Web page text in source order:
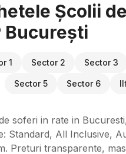
Școlii
București
1 Sector 2 Sector 3
Sector 5 Sector 6
soferi in rate in
Standard, All Inclusive,
Preturi transparente,